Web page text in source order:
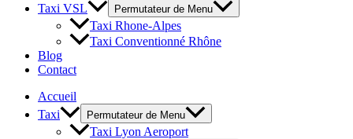
Taxi VSL
Permutateur de Menu
Taxi Rhone-Alpes
Taxi Conventionné Rhône
Blog
Contact
Accueil
Taxi
Permutateur de Menu
Taxi Lyon Aeroport